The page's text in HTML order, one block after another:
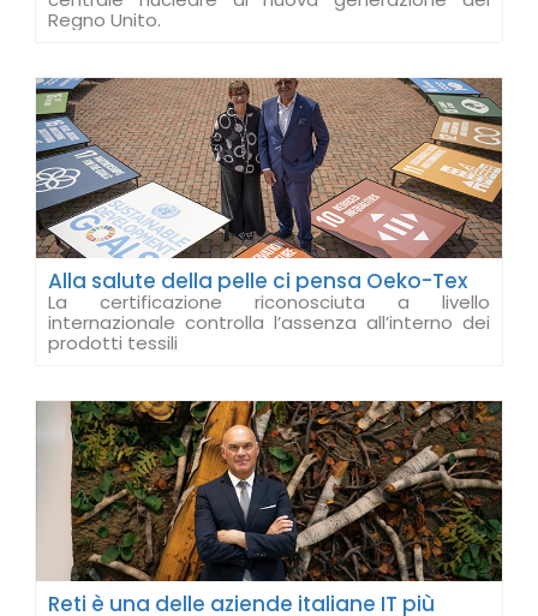
Regno Unito.
Alla salute della pelle ci pensa Oeko-Tex
La certificazione riconosciuta a livello
internazionale controlla l’assenza all’interno dei
prodotti tessili
Reti è una delle aziende italiane IT più